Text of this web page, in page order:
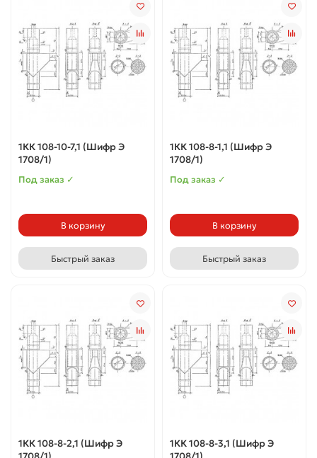
1КК 108-10-7,1 (Шифр Э
1708/1)
Под заказ ✓
В корзину
Быстрый заказ
1КК 108-8-1,1 (Шифр Э
1708/1)
Под заказ ✓
В корзину
Быстрый заказ
1КК 108-8-2,1 (Шифр Э
1КК 108-8-3,1 (Шифр Э